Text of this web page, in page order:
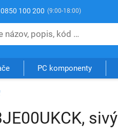
0850 100 200 (9:00-18:00)
PC komponenty
sivý